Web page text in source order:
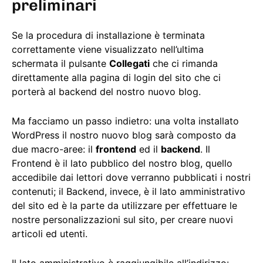
preliminari
Se la procedura di installazione è terminata
correttamente viene visualizzato nell’ultima
schermata il pulsante Collegati che ci rimanda
direttamente alla pagina di login del sito che ci
porterà al backend del nostro nuovo blog.
Ma facciamo un passo indietro: una volta installato
WordPress il nostro nuovo blog sarà composto da
due macro-aree: il frontend ed il backend. Il
Frontend è il lato pubblico del nostro blog, quello
accedibile dai lettori dove verranno pubblicati i nostri
contenuti; il Backend, invece, è il lato amministrativo
del sito ed è la parte da utilizzare per effettuare le
nostre personalizzazioni sul sito, per creare nuovi
articoli ed utenti.